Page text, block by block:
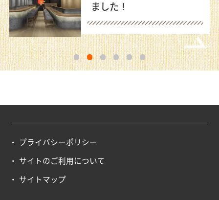
1 2 3 4 5 6
プライバシーポリシー
サイトのご利用について
サイトマップ